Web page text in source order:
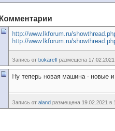
Комментарии
http://www.lkforum.ru/
http://www.lkforum.ru/
Запись от bokareff размещена
Ну теперь новая машина - новые
Запись от aland размещена 19.02.2021 в